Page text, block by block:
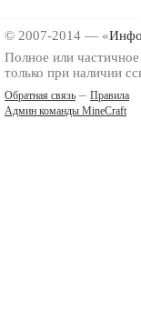
© 2007-2014 — «
Полное или частичное
только при наличии
Обратная связь – Правила
Админ команды MineCraft